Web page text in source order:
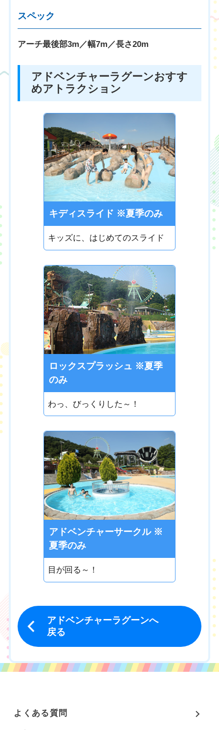
スペック
アーチ最後部3m／幅7m／長さ20m
アドベンチャーラグーンおすす
めアトラクション
キディスライド ※夏季のみ
キッズに、はじめてのスライド
ロックスプラッシュ ※夏季
のみ
わっ、びっくりした～！
アドベンチャーサークル ※
夏季のみ
目が回る～！
アドベンチャーラグーンへ
戻る
よくある質問